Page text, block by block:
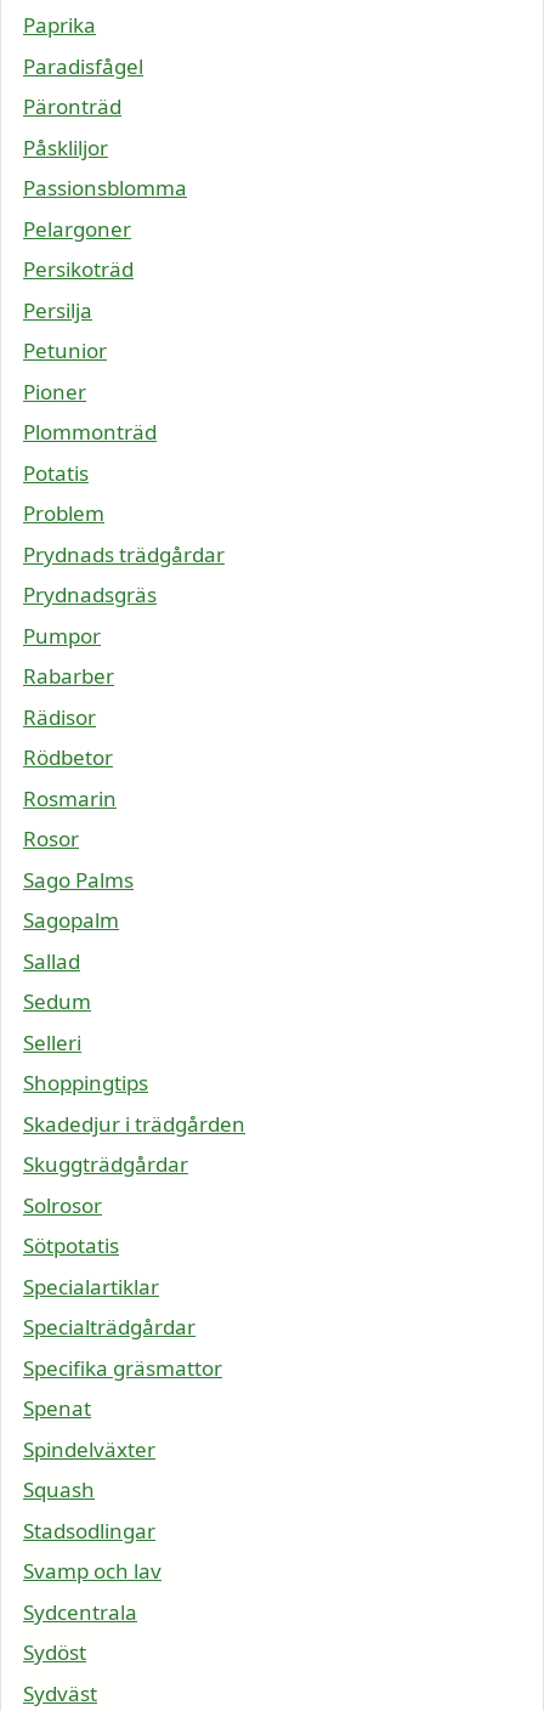
Paprika
Paradisfågel
Päronträd
Påskliljor
Passionsblomma
Pelargoner
Persikoträd
Persilja
Petunior
Pioner
Plommonträd
Potatis
Problem
Prydnads trädgårdar
Prydnadsgräs
Pumpor
Rabarber
Rädisor
Rödbetor
Rosmarin
Rosor
Sago Palms
Sagopalm
Sallad
Sedum
Selleri
Shoppingtips
Skadedjur i trädgården
Skuggträdgårdar
Solrosor
Sötpotatis
Specialartiklar
Specialträdgårdar
Specifika gräsmattor
Spenat
Spindelväxter
Squash
Stadsodlingar
Svamp och lav
Sydcentrala
Sydöst
Sydväst